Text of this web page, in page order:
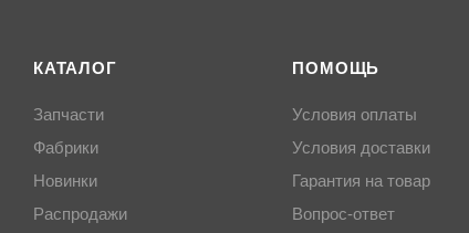
КАТАЛОГ
Запчасти
Фабрики
Новинки
Распродажи
ПОМОЩЬ
Условия оплаты
Условия доставки
Гарантия на товар
Вопрос-ответ